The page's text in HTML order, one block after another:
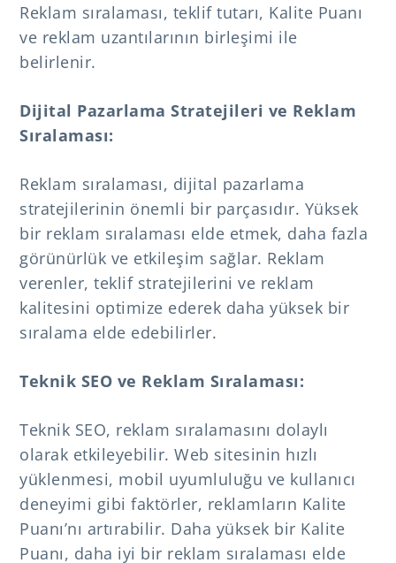
Reklam sıralaması, teklif tutarı, Kalite Puanı
ve reklam uzantılarının birleşimi ile
belirlenir.
Dijital Pazarlama Stratejileri ve Reklam
Sıralaması:
Reklam sıralaması, dijital pazarlama
stratejilerinin önemli bir parçasıdır. Yüksek
bir reklam sıralaması elde etmek, daha fazla
görünürlük ve etkileşim sağlar. Reklam
verenler, teklif stratejilerini ve reklam
kalitesini optimize ederek daha yüksek bir
sıralama elde edebilirler.
Teknik SEO ve Reklam Sıralaması:
Teknik SEO, reklam sıralamasını dolaylı
olarak etkileyebilir. Web sitesinin hızlı
yüklenmesi, mobil uyumluluğu ve kullanıcı
deneyimi gibi faktörler, reklamların Kalite
Puanı’nı artırabilir. Daha yüksek bir Kalite
Puanı, daha iyi bir reklam sıralaması elde